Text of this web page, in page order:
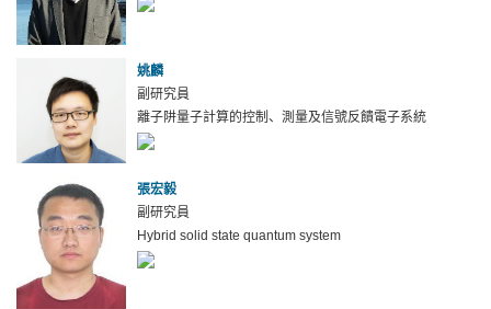
姚麟
副研究員
離子阱量子計算的控制、測量及信號反饋電子系統
張宏毅
副研究員
Hybrid solid state quantum system